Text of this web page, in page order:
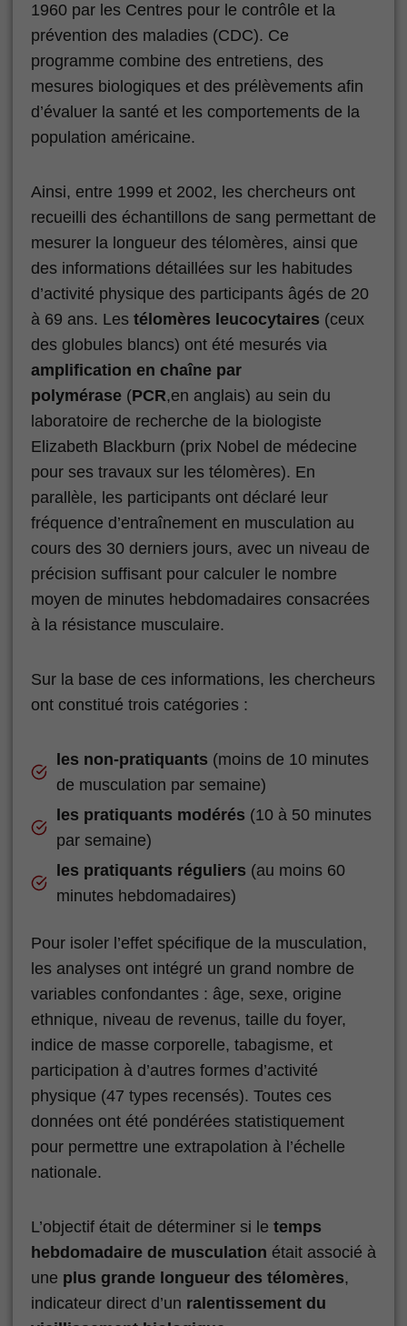
1960 par les Centres pour le contrôle et la
prévention des maladies (CDC). Ce
programme combine des entretiens, des
mesures biologiques et des prélèvements afin
d’évaluer la santé et les comportements de la
population américaine.
Ainsi, entre 1999 et 2002, les chercheurs ont
recueilli des échantillons de sang permettant de
mesurer la longueur des télomères, ainsi que
des informations détaillées sur les habitudes
d’activité physique des participants âgés de 20
à 69 ans. Les télomères leucocytaires (ceux
des globules blancs) ont été mesurés via
amplification en chaîne par
polymérase (PCR,en anglais) au sein du
laboratoire de recherche de la biologiste
Elizabeth Blackburn (prix Nobel de médecine
pour ses travaux sur les télomères). En
parallèle, les participants ont déclaré leur
fréquence d’entraînement en musculation au
cours des 30 derniers jours, avec un niveau de
précision suffisant pour calculer le nombre
moyen de minutes hebdomadaires consacrées
à la résistance musculaire.
Sur la base de ces informations, les chercheurs
ont constitué trois catégories :
les non-pratiquants (moins de 10 minutes
de musculation par semaine)
les pratiquants modérés (10 à 50 minutes
par semaine)
les pratiquants réguliers (au moins 60
minutes hebdomadaires)
Pour isoler l’effet spécifique de la musculation,
les analyses ont intégré un grand nombre de
variables confondantes : âge, sexe, origine
ethnique, niveau de revenus, taille du foyer,
indice de masse corporelle, tabagisme, et
participation à d’autres formes d’activité
physique (47 types recensés). Toutes ces
données ont été pondérées statistiquement
pour permettre une extrapolation à l’échelle
nationale.
L’objectif était de déterminer si le temps
hebdomadaire de musculation était associé à
une plus grande longueur des télomères,
indicateur direct d’un ralentissement du